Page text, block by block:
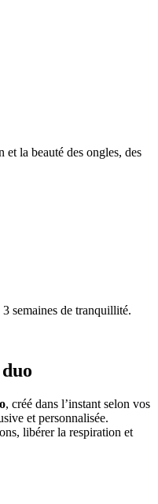
et la beauté des ongles, des
semaines de tranquillité.
, créé dans l’instant selon vos
et personnalisée.
libérer la respiration et